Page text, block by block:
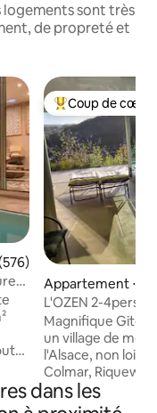
logements sont très
de propreté et
moyenne sur la
Coups de cœur
Coup de cœur
Appartement ⋅
L'OZEN 2-4pers avec piscine privative
intérieur
Magnifique Gite à
un village de
l'Alsace, non loin
Colmar,
pistes de ski du
situé pour les
dans les